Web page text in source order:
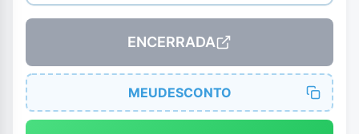
ENCERRADA
MEUDESCONTO